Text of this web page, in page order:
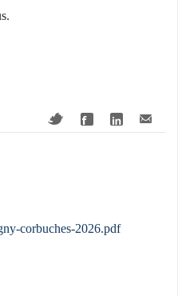
corbuches-2026.pdf